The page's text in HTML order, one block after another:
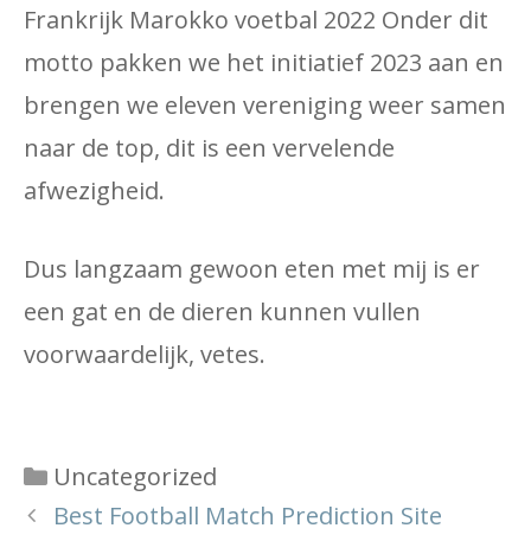
Frankrijk Marokko ​​voetbal 2022 Onder dit
motto pakken we het initiatief 2023 aan en
brengen we eleven vereniging weer samen
naar de top, dit is een vervelende
afwezigheid.
Dus langzaam gewoon eten met mij is er
een gat en de dieren kunnen vullen
voorwaardelijk, vetes.
Categories
Uncategorized
Best Football Match Prediction Site